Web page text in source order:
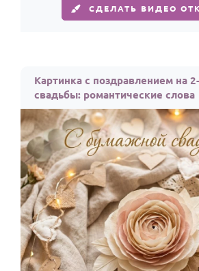
СДЕЛАТЬ ВИДЕО
Картинка с поздравлением на
свадьбы: романтические слова